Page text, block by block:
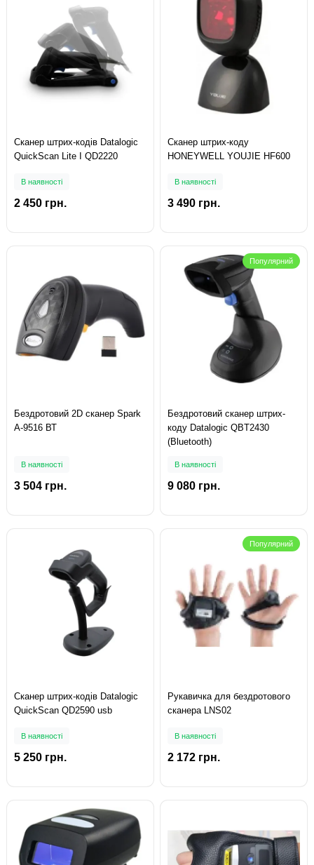
Сканер штрих-кодів Datalogic
QuickScan Lite I QD2220
В наявності
2 450 грн.
Сканер штрих-коду
HONEYWELL YOUJIE HF600
В наявності
3 490 грн.
Бездротовий 2D сканер Spark
A-9516 ВТ
В наявності
3 504 грн.
Популярний
Бездротовий сканер штрих-
коду Datalogic QBT2430
(Bluetooth)
В наявності
9 080 грн.
Сканер штрих-кодів Datalogic
QuickScan QD2590 usb
В наявності
5 250 грн.
Популярний
Рукавичка для бездротового
сканера LNS02
В наявності
2 172 грн.